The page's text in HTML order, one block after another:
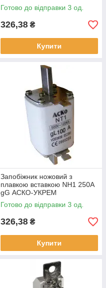
Готово до відправки 3 од.
326,38 ₴
Купити
Запобіжник ножовий з
плавкою вставкою NH1 250A
gG АСКО-УКРЕМ
Готово до відправки 3 од.
326,38 ₴
Купити